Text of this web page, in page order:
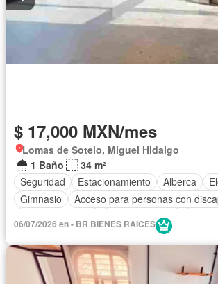
$ 17,000 MXN/mes
Lomas de Sotelo, Miguel Hidalgo
1 Baño
34 m²
Seguridad
Estacionamiento Alberca
Gimnasio
Acceso para personas con
Sala polivalente
Recámara con closet
Permite mascotas
06/07/2026 en - BR BIENES RAICES